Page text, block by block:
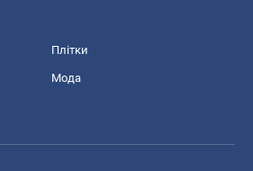
Плітки
Мода